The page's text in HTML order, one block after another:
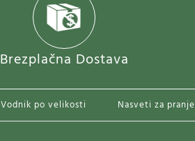
Brezplačna Dostava
Vodnik po velikosti Nasveti za pranje